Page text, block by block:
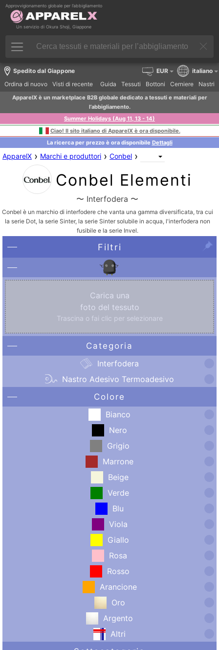
Approvvigionamento globale per l’abbigliamento
Un servizio di Okura Shoji, Giappone
Spedito dal Giappone
Ordina di nuovo
Visti di recente Guida Tessuti Bottoni Cerniere Nastri
EUR italiano
ApparelX è un marketplace B2B globale dedicato a tessuti e materiali per
l’abbigliamento.
Summer Holidays (Aug 11, 13 - 14)
Ciao! Il sito italiano di ApparelX è ora disponibile.
La ricerca per prezzo è ora disponibile Dettagli
ApparelX › Marchi e produttori › Conbel ›
Conbel Elementi
〜 Interfodera 〜
Conbel è un marchio di interfodere che vanta una gamma diversificata, tra cui
la serie Dot, la serie Sinter, la serie Sinter solubile in acqua, l'interfodera non
fusibile e la serie Invel.
Filtri
Carica una
foto del tessuto
Trascina o fai clic per selezionare
Categoria
Interfodera
Nastro Adesivo Termoadesivo
Colore
Bianco
Nero
Grigio
Marrone
Beige
Verde
Blu
Viola
Giallo
Rosa
Rosso
Arancione
Oro
Argento
Altri